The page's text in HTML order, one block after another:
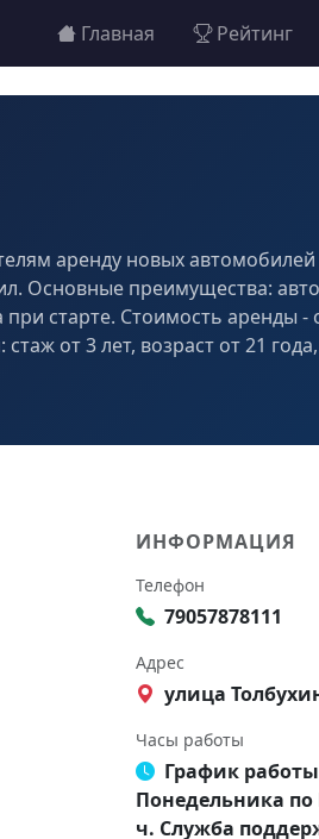
Главная Рейтинг
аренду новых автомобилей
Основные преимущества:
старте. Стоимость аренды -
от 3 лет, возраст от 21 года,
ИНФОРМАЦИЯ
Телефон
79057878111
Адрес
улица
Часы работы
График
Понедельника по
ч. Служба